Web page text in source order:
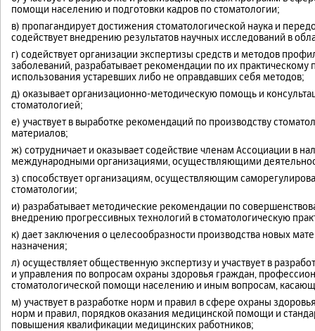
помощи населению и подготовки кадров по стоматологии;
в) пропагандирует достижения стоматологической наука и
содействует внедрению результатов научных исследований в
г) содействует организации экспертизы средств и методов
заболеваний, разрабатывает рекомендации по их
использования устаревших либо не оправдавших себя методов;
д) оказывает организационно-методическую помощь и
стоматологией;
е) участвует в выработке рекомендаций по производству
материалов;
ж) сотрудничает и оказывает содействие членам Ассоциации в
международными организациями, осуществляющими
з) способствует организациям, осуществляющим
стоматологии;
и) разрабатывает методические рекомендации по
внедрению прогрессивных технологий в стоматологическую
к) дает заключения о целесообразности производства новых
назначения;
л) осуществляет общественную экспертизу и участвует в
и управления по вопросам охраны здоровья граждан,
стоматологической помощи населению и иным вопросам,
м) участвует в разработке норм и правил в сфере охраны
норм и правил, порядков оказания медицинской помощи и
повышения квалификации медицинских работников;